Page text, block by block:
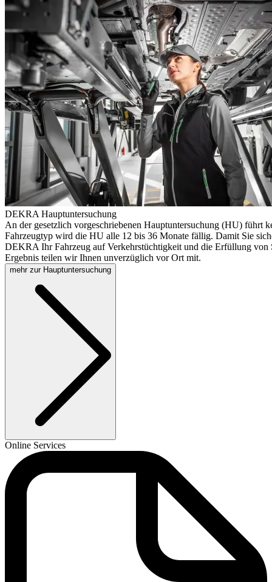
DEKRA Hauptuntersuchung
An der gesetzlich vorgeschriebenen Hauptuntersuchung (HU) führt
Fahrzeugtyp wird die HU alle 12 bis 36 Monate fällig. Damit Sie
DEKRA Ihr Fahrzeug auf Verkehrstüchtigkeit und die Erfüllung von
Ergebnis teilen wir Ihnen unverzüglich vor Ort mit.
mehr zur Hauptuntersuchung
Online Services